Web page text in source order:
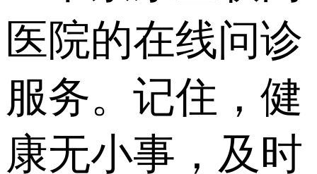
医院的在线问诊
服务。记住，健
康无小事，及时